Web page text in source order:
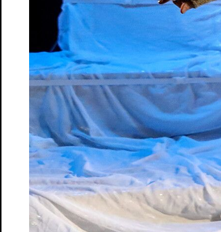
Moerser Perspektiven Podiumsdiskussion im Schlosstheater
Queerer Stammtisch im S.T.M.
LGBTQIA+* Menschen, Unentschlossene und Allies
Tickets
Ruf des Lebens – Matinée
nach Arthur Schnitzler
Tickets
Schatten und Lippen Lesung von und mit Marine Bachelot
Nguyen. Deutsch von André Hansen
Tickets
Schloss- und Theaterfest
Tag des offenen Denkmals
So klingt der Sommer
Songrevue
Tickets
Söhne – Matinée von Marine Bachelot Nguyen
Tickets
Tea Time mit Jane Austen
Tickets
Wo sind denn alle? – Matinée von Emil Borgeest und Leo
Meier
Tickets
Wo sind denn alle? Na, hier! Lesung von und mit Emil
Borgeest, Leo und Olaf Meier und dem Ensemble
Tickets
Zeit der Verluste von und mit Daniel Schreiber